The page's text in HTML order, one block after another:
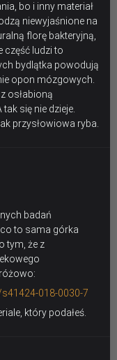
bo i inny materiał
niewyjaśnione na
florę bakteryjną,
część ludzi to
bydlątka powodują
opon mózgowych.
osłabioną
się nie dzieje.
przysłowiowa ryba.
badań
to sama górka
tym, że z
018-0030-7
który podałeś.